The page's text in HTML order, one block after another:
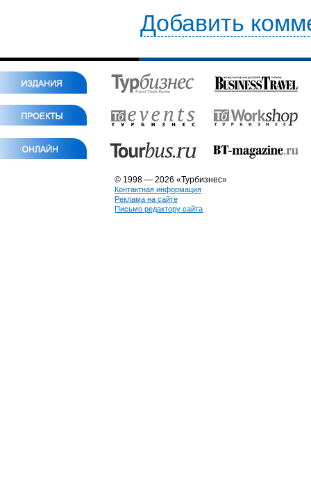
Добавить
© 1998 — 2026 «Турбизнес»
Контактная информация
Реклама на сайте
Письмо редактору сайта